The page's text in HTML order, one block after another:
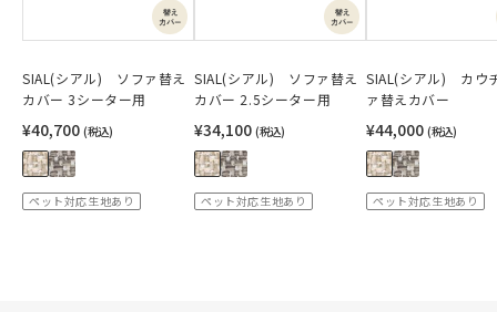
SIAL(シアル) ソファ替え
カバー 3シーター用
¥40,700 (税込)
ペット対応生地あり
SIAL(シアル) ソファ替え
カバー 2.5シーター用
¥34,100 (税込)
ペット対応生地あり
SIAL(シアル) カウ
ァ替えカバー
¥44,000 (税込)
ペット対応生地あり